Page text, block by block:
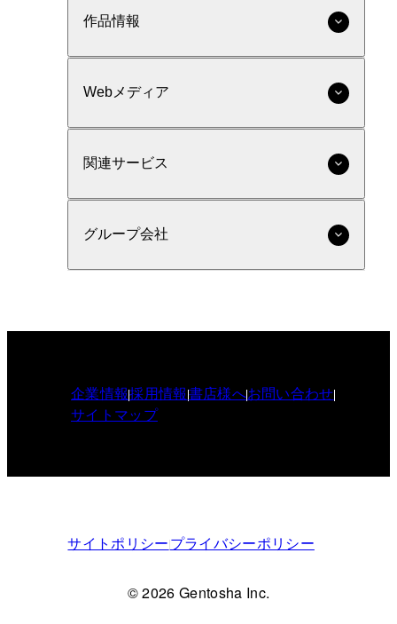
作品情報
Webメディア
関連サービス
グループ会社
企業情報採用情報書店様へお問い合わせ
サイトマップ
サイトポリシープライバシーポリシー
© 2026 Gentosha Inc.